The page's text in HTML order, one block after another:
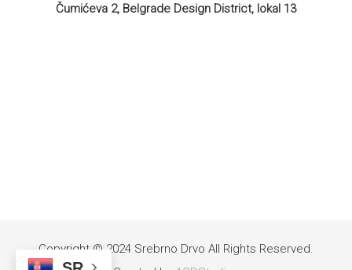
Čumićeva 2, Belgrade Design District, lokal 13
Copyright © 2024 Srebrno Drvo All Rights Reserved.